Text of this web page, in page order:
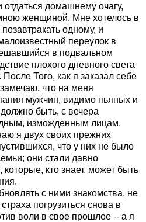
домашнему очагу,
женщиной. Мне хотелось в
одному, и
переулок в
в подвальном
плохого дневного света
Того, как я заказал себе
что на меня
мужчин, видимо пьяных и
быть, с вечера
изможденным лицам.
я двух своих прежних
что у них не было
они стали давно
кто знает, может быть
с ними знакомства, не
погрузиться снова в
воли в свое прошлое -- а я